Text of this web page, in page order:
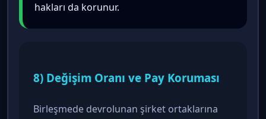
hakları da korunur.
8) Değişim Oranı ve Pay Koruması
Birleşmede devrolunan şirket ortaklarına